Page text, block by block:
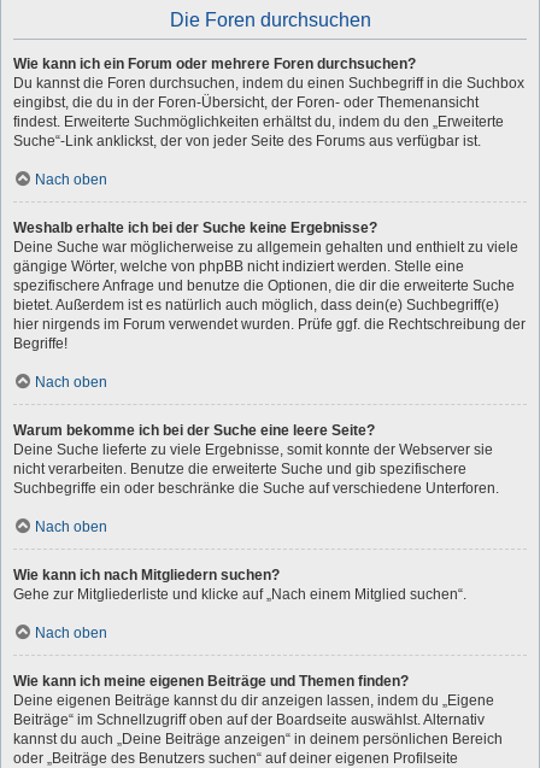
Die Foren durchsuchen
Wie kann ich ein Forum oder mehrere Foren durchsuchen?
Du kannst die Foren durchsuchen, indem du einen Suchbegriff in die Suchbox
eingibst, die du in der Foren-Übersicht, der Foren- oder Themenansicht
findest. Erweiterte Suchmöglichkeiten erhältst du, indem du den „Erweiterte
Suche“-Link anklickst, der von jeder Seite des Forums aus verfügbar ist.
Nach oben
Weshalb erhalte ich bei der Suche keine Ergebnisse?
Deine Suche war möglicherweise zu allgemein gehalten und enthielt zu viele
gängige Wörter, welche von phpBB nicht indiziert werden. Stelle eine
spezifischere Anfrage und benutze die Optionen, die dir die erweiterte Suche
bietet. Außerdem ist es natürlich auch möglich, dass dein(e) Suchbegriff(e)
hier nirgends im Forum verwendet wurden. Prüfe ggf. die Rechtschreibung der
Begriffe!
Nach oben
Warum bekomme ich bei der Suche eine leere Seite?
Deine Suche lieferte zu viele Ergebnisse, somit konnte der Webserver sie
nicht verarbeiten. Benutze die erweiterte Suche und gib spezifischere
Suchbegriffe ein oder beschränke die Suche auf verschiedene Unterforen.
Nach oben
Wie kann ich nach Mitgliedern suchen?
Gehe zur Mitgliederliste und klicke auf „Nach einem Mitglied suchen“.
Nach oben
Wie kann ich meine eigenen Beiträge und Themen finden?
Deine eigenen Beiträge kannst du dir anzeigen lassen, indem du „Eigene
Beiträge“ im Schnellzugriff oben auf der Boardseite auswählst. Alternativ
kannst du auch „Deine Beiträge anzeigen“ in deinem persönlichen Bereich
oder „Beiträge des Benutzers suchen“ auf deiner eigenen Profilseite